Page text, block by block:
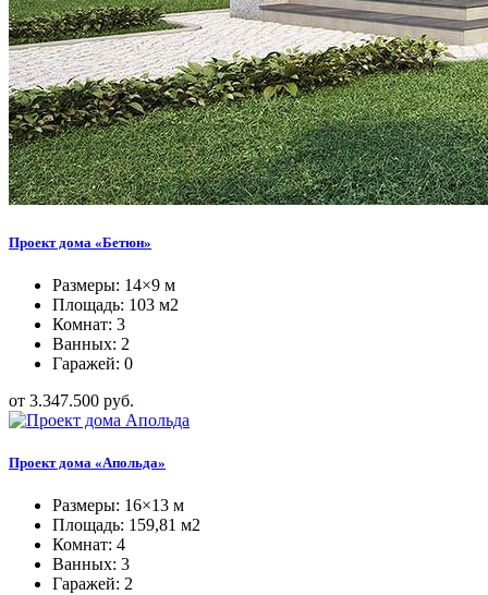
Проект дома «Бетюн»
Размеры: 14×9 м
Площадь: 103 м2
Комнат: 3
Ванных: 2
Гаражей: 0
от 3.347.500 руб.
Проект дома «Апольда»
Размеры: 16×13 м
Площадь: 159,81 м2
Комнат: 4
Ванных: 3
Гаражей: 2